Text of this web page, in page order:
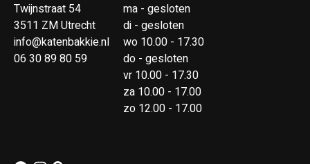
Twijnstraat 54
3511 ZM Utrecht
info@katenbakkie.nl
06 30 89 80 59
ma - gesloten
di - gesloten
wo 10.00 - 17.30
do - gesloten
vr 10.00 - 17.30
za 10.00 - 17.00
zo 12.00 - 17.00